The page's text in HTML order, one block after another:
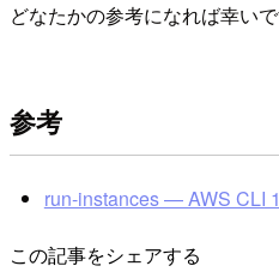
どなたかの参考になれば幸いで
参考
run-instances — AWS CLI
この記事をシェアする